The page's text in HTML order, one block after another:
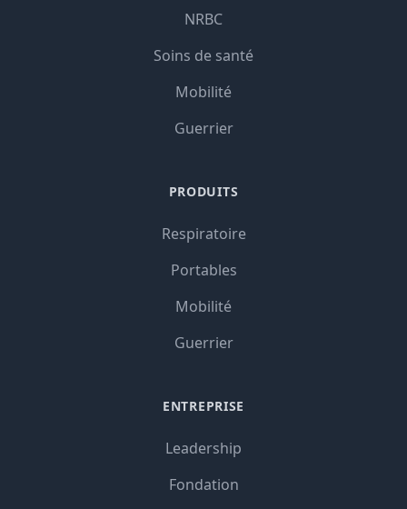
NRBC
Soins de santé
Mobilité
Guerrier
PRODUITS
Respiratoire
Portables
Mobilité
Guerrier
ENTREPRISE
Leadership
Fondation